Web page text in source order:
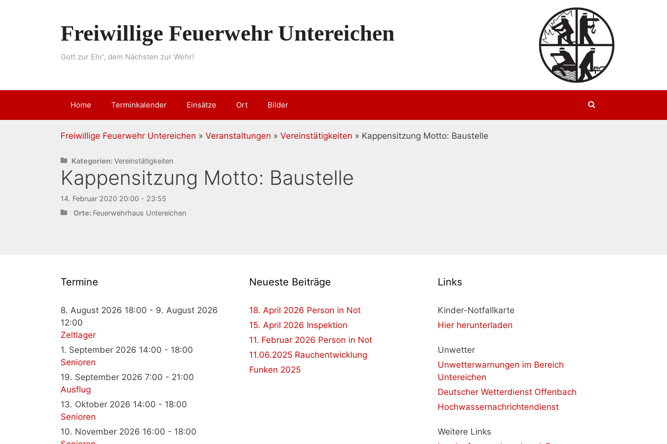
Freiwillige Feuerwehr Untereichen
Gott zur Ehr', dem Nächsten zur Wehr!
Home Terminkalender Einsätze Ort Bilder
Freiwillige Feuerwehr Untereichen » Veranstaltungen » Vereinstätigkeiten » Kappensitzung Motto: Baustelle
Kategorien:Vereinstätigkeiten
Kappensitzung Motto: Baustelle
14. Februar 2020 20:00 - 23:55
Orte: Feuerwehrhaus Untereichen
Termine
8. August 2026 18:00 - 9. August 2026
12:00
Zeltlager
1. September 2026 14:00 - 18:00
Senioren
19. September 2026 7:00 - 21:00
Ausflug
13. Oktober 2026 14:00 - 18:00
Senioren
10. November 2026 16:00 - 18:00
Neueste Beiträge
18. April 2026 Person in Not
15. April 2026 Inspektion
11. Februar 2026 Person in Not
11.06.2025 Rauchentwicklung
Funken 2025
Links
Kinder-Notfallkarte
Hier herunterladen
Unwetter
Unwetterwarnungen im Bereich
Untereichen
Deutscher Wetterdienst Offenbach
Hochwassernachrichtendienst
Weitere Links